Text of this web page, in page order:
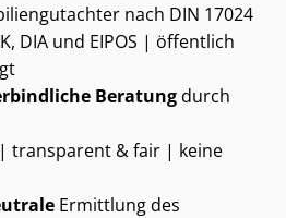
nach DIN 17024
DIA und EIPOS | öffentlich
Beratungdurch
| transparent & fair | keine
Ermittlung des